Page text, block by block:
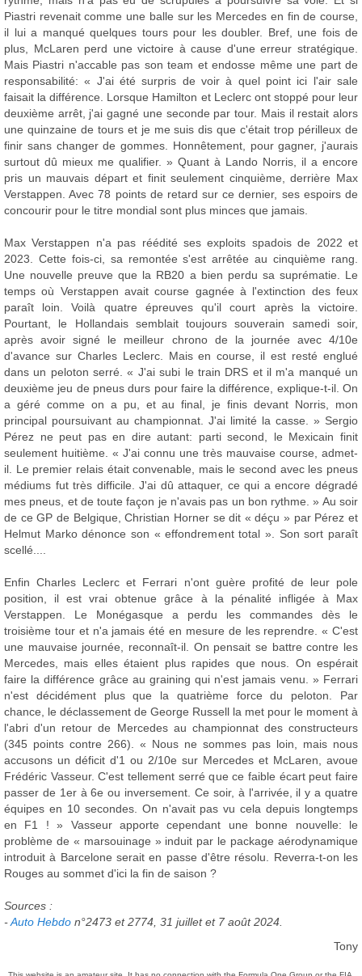
Piastri revenait comme une balle sur les Mercedes en fin de course,
il lui a manqué quelques tours pour les doubler. Bref, une fois de
plus, McLaren perd une victoire à cause d'une erreur stratégique.
Mais Piastri n'accable pas son team et endosse même une part de
responsabilité: « J'ai été surpris de voir à quel point ici l'air sale
faisait la différence. Lorsque Hamilton et Leclerc ont stoppé pour leur
deuxième arrêt, j'ai gagné une seconde par tour. Mais il restait alors
une quinzaine de tours et je me suis dis que c'était trop périlleux de
finir sans changer de gommes. Honnêtement, pour gagner, j'aurais
surtout dû mieux me qualifier. » Quant à Lando Norris, il a encore
pris un mauvais départ et finit seulement cinquième, derrière Max
Verstappen. Avec 78 points de retard sur ce dernier, ses espoirs de
concourir pour le titre mondial sont plus minces que jamais.
Max Verstappen n'a pas réédité ses exploits spadois de 2022 et
2023. Cette fois-ci, sa remontée s'est arrêtée au cinquième rang.
Une nouvelle preuve que la RB20 a bien perdu sa suprématie. Le
temps où Verstappen avait course gagnée à l'extinction des feux
paraît loin. Voilà quatre épreuves qu'il court après la victoire.
Pourtant, le Hollandais semblait toujours souverain samedi soir,
après avoir signé le meilleur chrono de la journée avec 4/10e
d'avance sur Charles Leclerc. Mais en course, il est resté englué
dans un peloton serré. « J'ai subi le train DRS et il m'a manqué un
deuxième jeu de pneus durs pour faire la différence, explique-t-il. On
a géré comme on a pu, et au final, je finis devant Norris, mon
principal poursuivant au championnat. J'ai limité la casse. » Sergio
Pérez ne peut pas en dire autant: parti second, le Mexicain finit
seulement huitième. « J'ai connu une très mauvaise course, admet-
il. Le premier relais était convenable, mais le second avec les pneus
médiums fut très difficile. J'ai dû attaquer, ce qui a encore dégradé
mes pneus, et de toute façon je n'avais pas un bon rythme. » Au soir
de ce GP de Belgique, Christian Horner se dit « déçu » par Pérez et
Helmut Marko dénonce son « effondrement total ». Son sort paraît
scellé....
Enfin Charles Leclerc et Ferrari n'ont guère profité de leur pole
position, il est vrai obtenue grâce à la pénalité infligée à Max
Verstappen. Le Monégasque a perdu les commandes dès le
troisième tour et n'a jamais été en mesure de les reprendre. « C'est
une mauvaise journée, reconnaît-il. On pensait se battre contre les
Mercedes, mais elles étaient plus rapides que nous. On espérait
faire la différence grâce au graining qui n'est jamais venu. » Ferrari
n'est décidément plus que la quatrième force du peloton. Par
chance, le déclassement de George Russell la met pour le moment à
l'abri d'un retour de Mercedes au championnat des constructeurs
(345 points contre 266). « Nous ne sommes pas loin, mais nous
accusons un déficit d'1 ou 2/10e sur Mercedes et McLaren, avoue
Frédéric Vasseur. C'est tellement serré que ce faible écart peut faire
passer de 1er à 6e ou inversement. Ce soir, à l'arrivée, il y a quatre
équipes en 10 secondes. On n'avait pas vu cela depuis longtemps
en F1 ! » Vasseur apporte cependant une bonne nouvelle: le
problème de « marsouinage » induit par le package aérodynamique
introduit à Barcelone serait en passe d'être résolu. Reverra-t-on les
Rouges au sommet d'ici la fin de saison ?
Sources :
-Auto Hebdo n°2473 et 2774, 31 juillet et 7 août 2024.
Tony